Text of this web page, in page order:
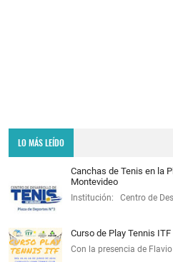
LO MÁS LEÍDO
Canchas de Tenis en la
Montevideo
Institución: Centro de
Curso de Play Tennis
Con la presencia de